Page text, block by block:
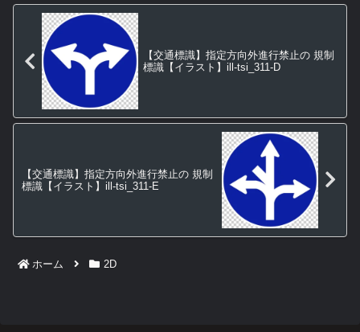
【交通標識】指定方向外進行禁止の 規制
標識【イラスト】ill-tsi_311-D
【交通標識】指定方向外進行禁止の 規制
標識【イラスト】ill-tsi_311-E
ホーム 2D